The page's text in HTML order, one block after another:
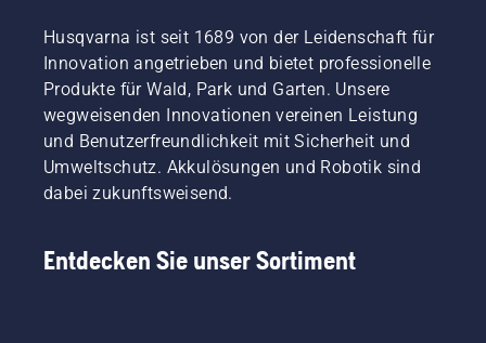
Husqvarna ist seit 1689 von der Leidenschaft für
Innovation angetrieben und bietet professionelle
Produkte für Wald, Park und Garten. Unsere
wegweisenden Innovationen vereinen Leistung
und Benutzerfreundlichkeit mit Sicherheit und
Umweltschutz. Akkulösungen und Robotik sind
dabei zukunftsweisend.
Entdecken Sie unser Sortiment